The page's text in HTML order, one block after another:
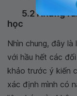
5.2 Những
học
Nhìn chung, đây
với hầu hết các
khảo trước ý kiến
xác định mình có